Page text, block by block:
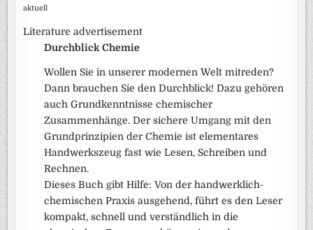
aktuell
Literature advertisement
Durchblick Chemie
Wollen Sie in unserer modernen Welt mitreden?
Dann brauchen Sie den Durchblick! Dazu gehören
auch Grundkenntnisse chemischer
Zusammenhänge. Der sichere Umgang mit den
Grundprinzipien der Chemie ist elementares
Handwerkszeug fast wie Lesen, Schreiben und
Rechnen.
Dieses Buch gibt Hilfe: Von der handwerklich-
chemischen Praxis ausgehend, führt es den Leser
kompakt, schnell und verständlich in die